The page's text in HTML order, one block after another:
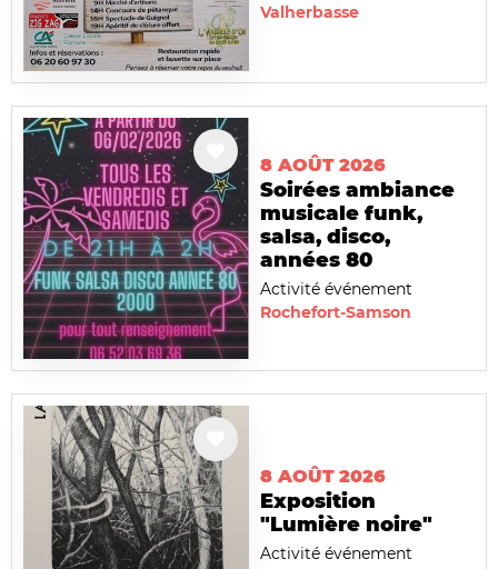
Valherbasse
8 AOÛT 2026
Soirées ambiance
musicale funk,
salsa, disco,
années 80
Activité événement
Rochefort-Samson
8 AOÛT 2026
Exposition
"Lumière noire"
Activité événement